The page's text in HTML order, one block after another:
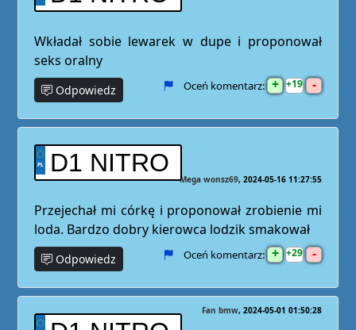
Wkładał sobie lewarek w dupe i proponował
seks oralny
Odpowiedz Oceń komentarz: + 19 -
D1 NITRO
Mega wonsz69 2024-05-16 11:27:55
Przejechał mi córkę i proponował zrobienie mi
loda. Bardzo dobry kierowca lodzik smakował
Odpowiedz Oceń komentarz: + 29 -
Fan bmw 2024-05-01 01:50:28